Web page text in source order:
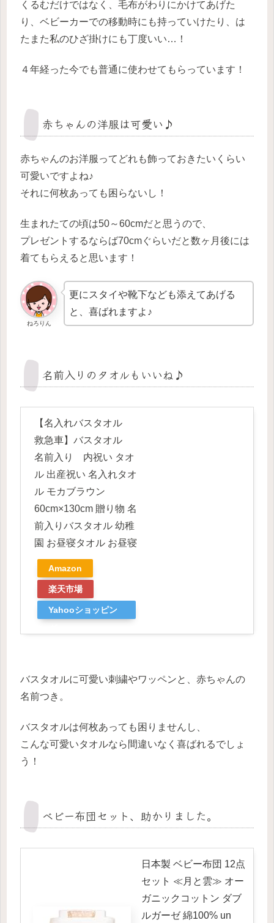
くるむだけではなく、毛布がわりにかけてあげた
り、ベビーカーでの移動時にも持っていけたり、は
たまた私のひざ掛けにも丁度いい…！
４年経った今でも普通に使わせてもらっています！
赤ちゃんの洋服は可愛い♪
赤ちゃんのお洋服ってどれも飾っておきたいくらい
可愛いですよね♪
それに何枚あっても困らないし！
生まれたての頃は50～60cmだと思うので、
プレゼントするならば70cmぐらいだと数ヶ月後には
着てもらえると思います！
ねろりん
更にスタイや靴下なども添えてあげる
と、喜ばれますよ♪
名前入りのタオルもいいね♪
【名入れバスタオル
救急車】バスタオル
名前入り 内祝い タオ
ル 出産祝い 名入れタオ
ル モカブラウン
60cm×130cm 贈り物 名
前入りバスタオル 幼稚
園 お昼寝タオル お昼寝
Amazon
楽天市場
Yahooショッピン
バスタオルに可愛い刺繍やワッペンと、赤ちゃんの
名前つき。
バスタオルは何枚あっても困りませんし、
こんな可愛いタオルなら間違いなく喜ばれるでしょ
う！
ベビー布団セット、助かりました。
日本製 ベビー布団 12点
セット ≪月と雲≫ オー
ガニックコットン ダブ
ルガーゼ 綿100% un